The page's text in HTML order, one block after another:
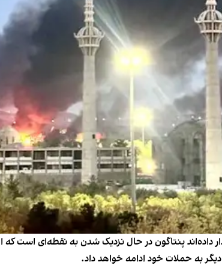
پنتاگون در حال نزدیک شدن به نقطه‌ای است که
به حملات خود ادامه خواهد داد.